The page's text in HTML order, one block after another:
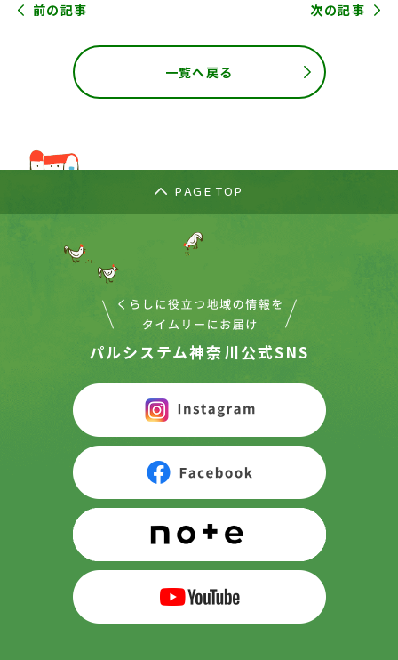
前の記事 次の記事
一覧へ戻る
PAGE TOP
パルシステム神奈川公式SNS